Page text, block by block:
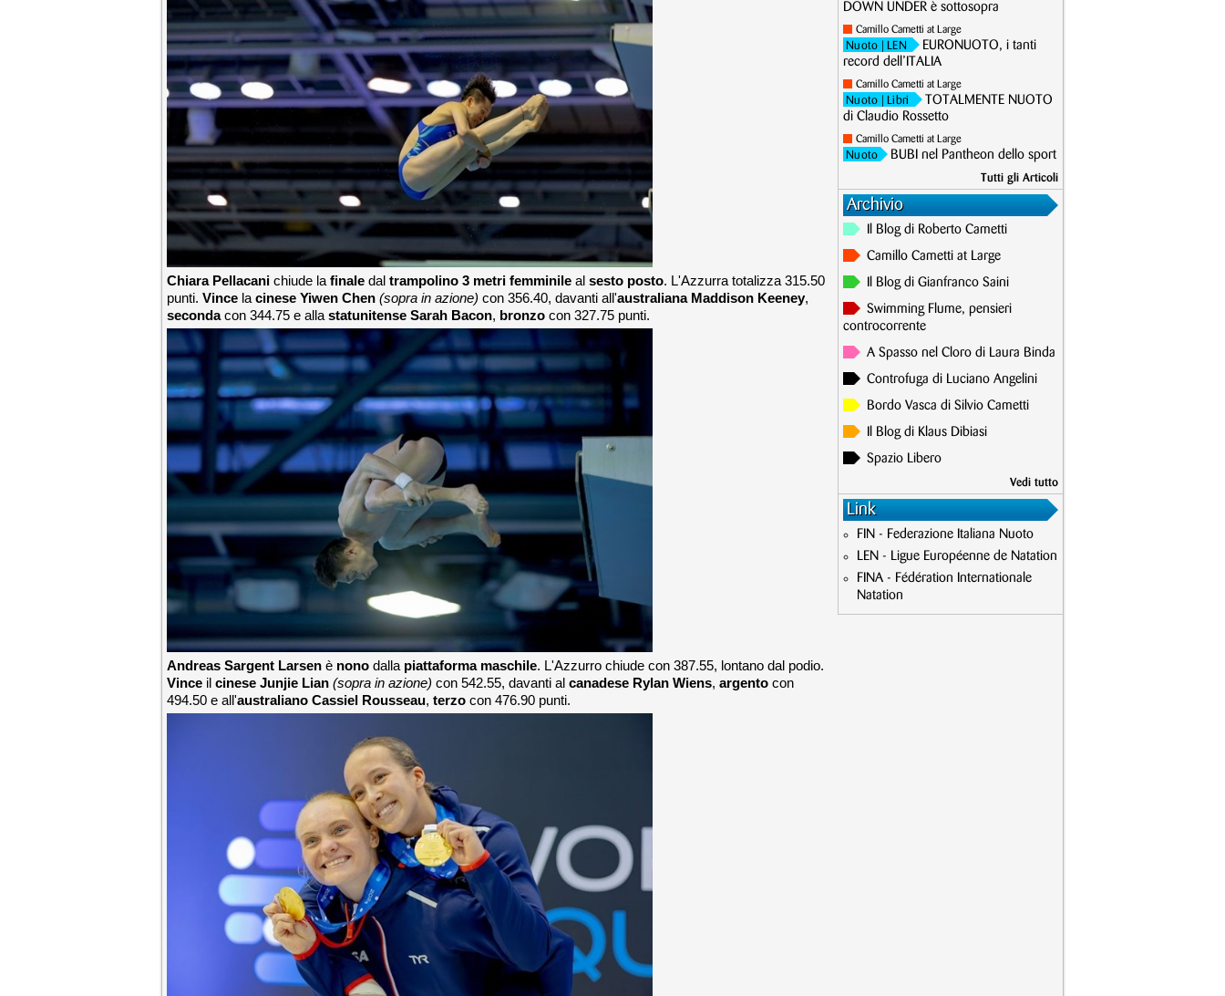
Chiara Pellacani chiude la finale dal trampolino 3 metri femminile al sesto posto. L'Azzurra totalizza 315.50
punti. Vince la cinese Yiwen Chen (sopra in azione) con 356.40, davanti all'australiana Maddison Keeney,
secondacon 344.75 e alla statunitense Sarah Bacon, bronzo con 327.75 punti.
Andreas Sargent Larsen è nono dalla piattaforma maschile. L'Azzurro chiude con 387.55, lontano dal podio.
Vince il cinese Junjie Lian (sopra in azione) con 542.55, davanti al canadese Rylan Wiens, argento con
494.50 e all'australiano Cassiel Rousseau, terzo con 476.90 punti.
DOWN UNDER è sottosopra
Camillo Cametti at Large
Nuoto | LEN
EURONUOTO, i tanti
record dell’ITALIA
Camillo Cametti at Large
Nuoto | Libri
TOTALMENTE NUOTO
di Claudio Rossetto
Camillo Cametti at Large
Nuoto BUBI nel Pantheon dello sport
Tutti gli Articoli
Archivio
Il Blog di Roberto Cametti
Camillo Cametti at Large
Il Blog di Gianfranco Saini
Swimming Flume, pensieri
controcorrente
A Spasso nel Cloro di Laura Binda
Controfuga di Luciano Angelini
Bordo Vasca di Silvio Cametti
Il Blog di Klaus Dibiasi
Spazio Libero
Vedi tutto
Link
FIN - Federazione Italiana Nuoto
LEN - Ligue Européenne de Natation
FINA - Fédération Internationale
Natation